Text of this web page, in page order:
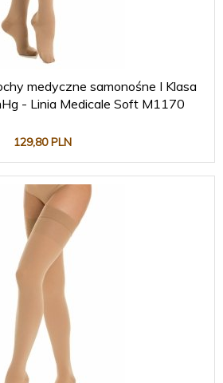
medyczne samonośne I Klasa
- Linia Medicale Soft M1170
129,80 PLN